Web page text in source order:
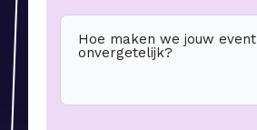
Hoe maken we jouw event
onvergetelijk?